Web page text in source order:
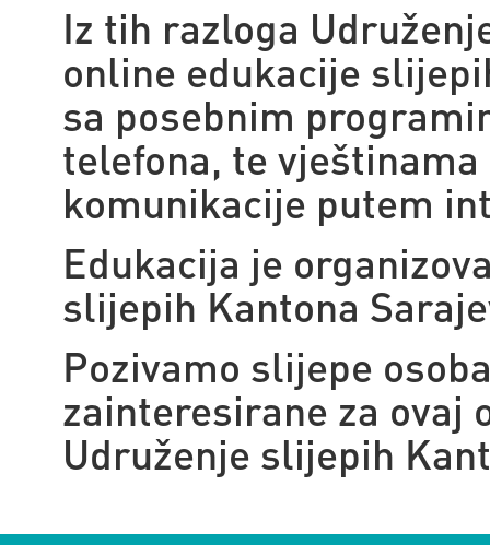
Iz tih razloga
online edukacije
sa posebnim
telefona, te
komunikacije putem
Edukacija je
slijepih Kantona
Pozivamo slijepe
zainteresirane za ovaj
Udruženje slijepih